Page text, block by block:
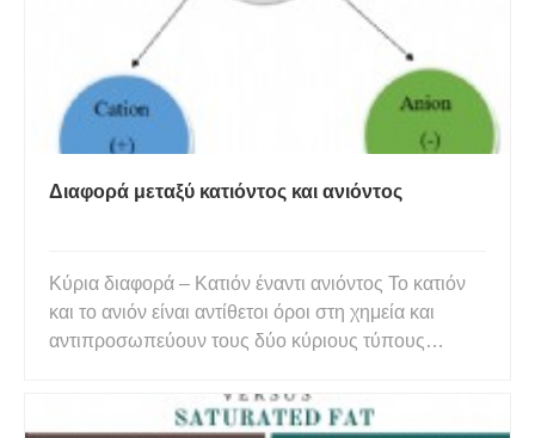
Διαφορά μεταξύ κατιόντος και ανιόντος
Κύρια διαφορά – Κατιόν έναντι ανιόντος Το κατιόν
και το ανιόν είναι αντίθετοι όροι στη χημεία και
αντιπροσωπεύουν τους δύο κύριους τύπους
κατάσταση της ύλης κατά την απώλεια ή κέρδος
ηλεκτρονίων σε σύγκριση με την πραγματική του